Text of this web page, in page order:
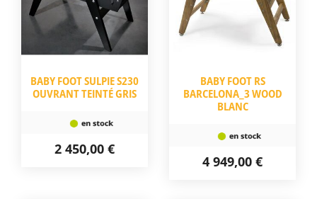
BABY FOOT SULPIE S230
OUVRANT TEINTÉ GRIS
2 450,00 €
BABY FOOT RS
BARCELONA_3 WOOD
BLANC
4 949,00 €